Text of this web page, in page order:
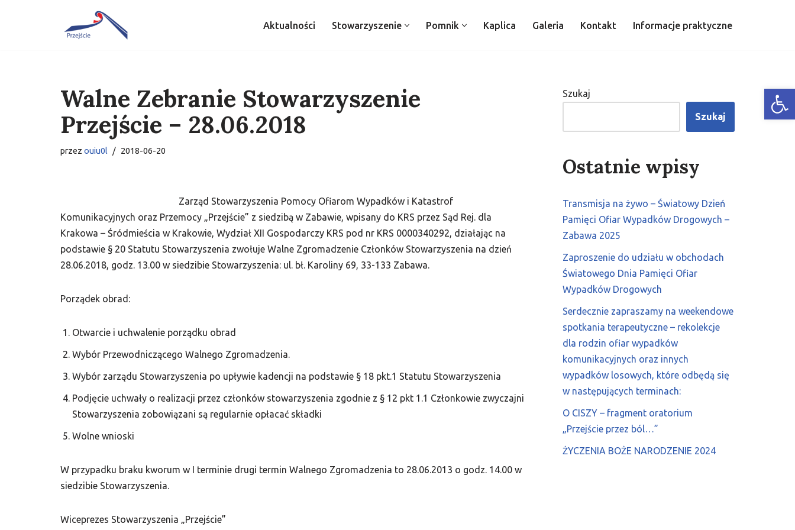
Aktualności Stowarzyszenie Pomnik Kaplica Galeria Kontakt Informacje praktyczne
Walne Zebranie Stowarzyszenie
Przejście – 28.06.2018
przez ouiu0l 2018-06-20
Zarząd Stowarzyszenia Pomocy Ofiarom Wypadków i Katastrof
Komunikacyjnych oraz Przemocy „Przejście” z siedzibą w Zabawie, wpisany do KRS przez Sąd Rej. dla
Krakowa – Śródmieścia w Krakowie, Wydział XII Gospodarczy KRS pod nr KRS 0000340292, działając na
podstawie § 20 Statutu Stowarzyszenia zwołuje Walne Zgromadzenie Członków Stowarzyszenia na dzień
28.06.2018, godz. 13.00 w siedzibie Stowarzyszenia: ul. bł. Karoliny 69, 33-133 Zabawa.
Porządek obrad:
Otwarcie i uchwalenie porządku obrad
Wybór Przewodniczącego Walnego Zgromadzenia.
Wybór zarządu Stowarzyszenia po upływie kadencji na podstawie § 18 pkt.1 Statutu Stowarzyszenia
Podjęcie uchwały o realizacji przez członków stowarzyszenia zgodnie z § 12 pkt 1.1 Członkowie zwyczajni
Stowarzyszenia zobowiązani są regularnie opłacać składki
Wolne wnioski
W przypadku braku kworum w I terminie drugi termin Walnego Zgromadzenia to 28.06.2013 o godz. 14.00 w
siedzibie Stowarzyszenia.
Wiceprezes Stowarzyszenia „Przejście”
Szukaj
Szukaj
Ostatnie wpisy
Transmisja na żywo – Światowy Dzień
Pamięci Ofiar Wypadków Drogowych –
Zabawa 2025
Zaproszenie do udziału w obchodach
Światowego Dnia Pamięci Ofiar
Wypadków Drogowych
Serdecznie zapraszamy na weekendowe
spotkania terapeutyczne – rekolekcje
dla rodzin ofiar wypadków
komunikacyjnych oraz innych
wypadków losowych, które odbędą się
w następujących terminach:
O CISZY – fragment oratorium
„Przejście przez ból…”
ŻYCZENIA BOŻE NARODZENIE 2024